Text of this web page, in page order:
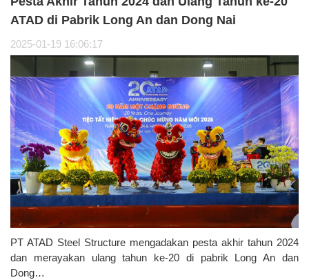
ATAD di Pabrik Long An dan Dong Nai
2025-01-19 16:06:17
PT ATAD Steel Structure mengadakan pesta akhir tahun 2024
dan merayakan ulang tahun ke-20 di pabrik Long An dan
Dong…